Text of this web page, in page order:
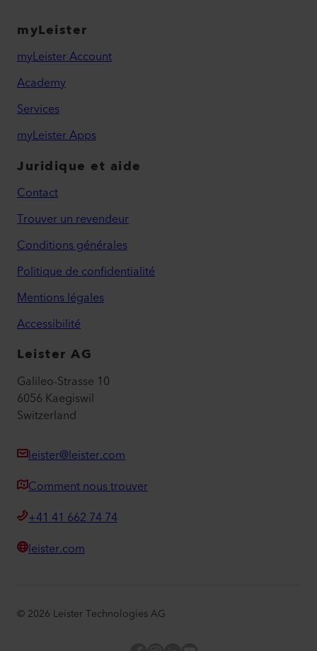
myLeister
myLeister Account
Academy
Services
myLeister Apps
Juridique et aide
Contact
Trouver un revendeur
Conditions générales
Politique de confidentialité
Mentions légales
Accessibilité
Leister AG
Galileo-Strasse 10
6056 Kaegiswil
Switzerland
leister@leister.com
Comment nous trouver
+41 41 662 74 74
leister.com
© 2026 Leister Technologies AG